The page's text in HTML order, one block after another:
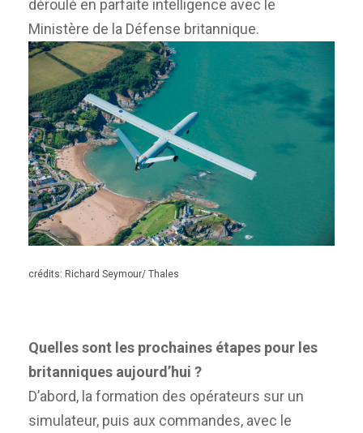
déroulé en parfaite intelligence avec le
Ministère de la Défense britannique.
crédits: Richard Seymour/ Thales
Quelles sont les prochaines étapes pour les
britanniques aujourd’hui ?
D’abord, la formation des opérateurs sur un
simulateur, puis aux commandes, avec le